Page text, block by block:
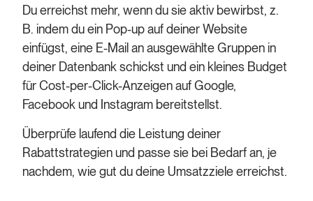
Du erreichst mehr, wenn du sie aktiv bewirbst, z.
B. indem du ein Pop-up auf deiner Website
einfügst, eine E-Mail an ausgewählte Gruppen in
deiner Datenbank schickst und ein kleines Budget
für Cost-per-Click-Anzeigen auf Google,
Facebook und Instagram bereitstellst.
Überprüfe laufend die Leistung deiner
Rabattstrategien und passe sie bei Bedarf an, je
nachdem, wie gut du deine Umsatzziele erreichst.